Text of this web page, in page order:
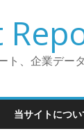
ト、企業デー
当サイトについ